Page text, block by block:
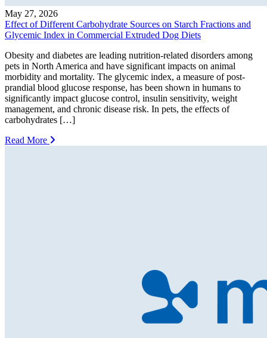
May 27, 2026
Effect of Different Carbohydrate Sources on Starch Fractions and
Glycemic Index in Commercial Extruded Dog Diets
Obesity and diabetes are leading nutrition-related disorders among
pets in North America and have significant impacts on animal
morbidity and mortality. The glycemic index, a measure of post-
prandial blood glucose response, has been shown in humans to
significantly impact glucose control, insulin sensitivity, weight
management, and chronic disease risk. In pets, the effects of
carbohydrates […]
Read More